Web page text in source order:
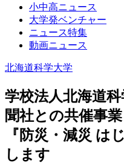
小中高ニュース
大学発ベンチャー
ニュース特集
動画ニュース
北海道科学大学
学校法人北海道
聞社との共催事
『防災・減災 は
します